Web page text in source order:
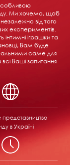
Ми хочемо, щоб
від того
експериментів.
інтимні іграшки та
Вам буде
саме для
Ваші запитання
в Україні